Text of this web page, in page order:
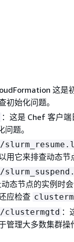
这是
初始化问题。
：这是 Chef 客户
题。
用它来排查动态节
态节点的实例时
应检查
：
理大多数集群操